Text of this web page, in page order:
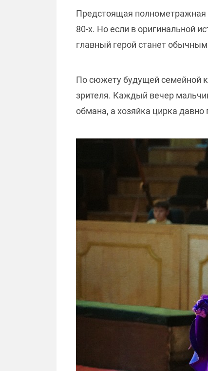
Предстоящая полнометражная
80-х. Но если в оригинальной
главный герой станет
По сюжету будущей семейной
зрителя. Каждый вечер
обмана, а хозяйка цирка давно